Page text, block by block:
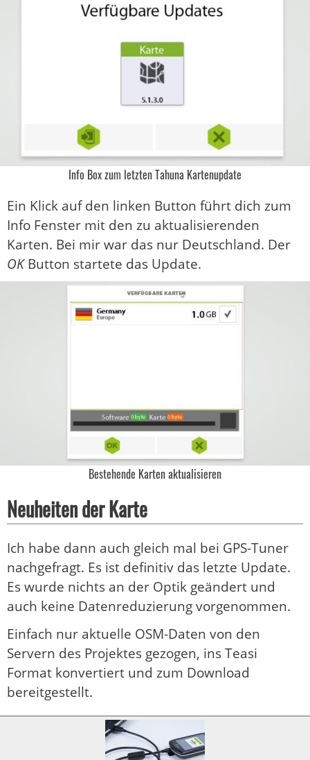
Info Box zum letzten Tahuna Kartenupdate
Ein Klick auf den linken Button führt dich zum
Info Fenster mit den zu aktualisierenden
Karten. Bei mir war das nur Deutschland. Der
OKButton startete das Update.
Bestehende Karten aktualisieren
Neuheiten der Karte
Ich habe dann auch gleich mal bei GPS-Tuner
nachgefragt. Es ist definitiv das letzte Update.
Es wurde nichts an der Optik geändert und
auch keine Datenreduzierung vorgenommen.
Einfach nur aktuelle OSM-Daten von den
Servern des Projektes gezogen, ins Teasi
Format konvertiert und zum Download
bereitgestellt.